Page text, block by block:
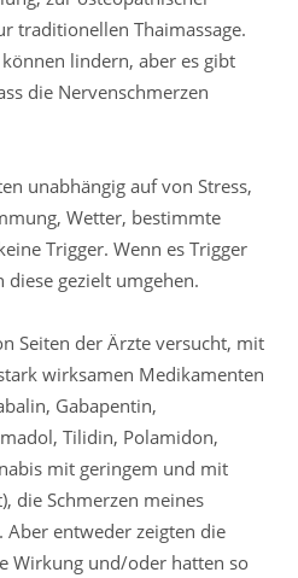
traditionellen Thaimassage.
lindern, aber es gibt
die Nervenschmerzen
unabhängig auf von Stress,
Wetter, bestimmte
Trigger. Wenn es Trigger
gezielt umgehen.
Seiten der Ärzte versucht, mit
wirksamen Medikamenten
Gabapentin,
Tilidin, Polamidon,
mit geringem und mit
die Schmerzen meines
Aber entweder zeigten die
Wirkung und/oder hatten so